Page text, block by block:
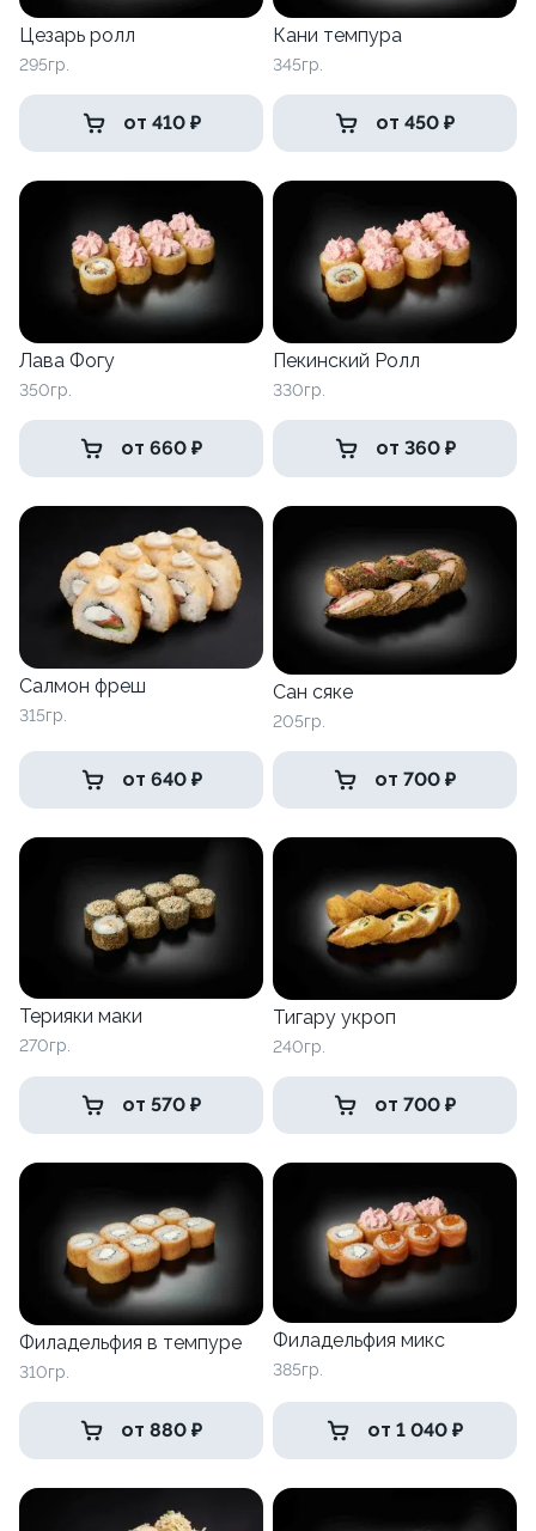
Цезарь ролл
295гр.
от 410 ₽
Кани темпура
345гр.
от 450 ₽
Лава Фогу
350гр.
от 660 ₽
Пекинский Ролл
330гр.
от 360 ₽
Салмон фреш
315гр.
от 640 ₽
Сан сяке
205гр.
от 700 ₽
Терияки маки
270гр.
от 570 ₽
Тигару укроп
240гр.
от 700 ₽
Филадельфия в темпуре
310гр.
от 880 ₽
Филадельфия микс
385гр.
от 1 040 ₽